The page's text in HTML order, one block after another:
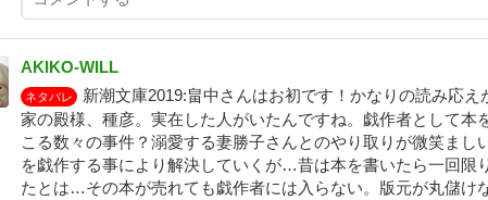
AKIKO-WILL
ネタバレ
新潮文庫2019:畠中さんはお初です！かなりの読み応
家の殿様、種彦。実在した人がいたんですね。戯作者として本
こる数々の事件？溺愛する妻勝子さんとのやり取りが微笑まし
を戯作する事により解決していくが…昔は本を書いたら一回限
たとは…その本が売れても戯作者には入らない。版元が丸儲け